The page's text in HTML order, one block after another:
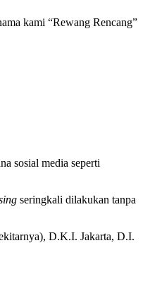
kami “Rewang Rencang”
sosial media seperti
seringkali dilakukan tanpa
D.K.I. Jakarta, D.I.